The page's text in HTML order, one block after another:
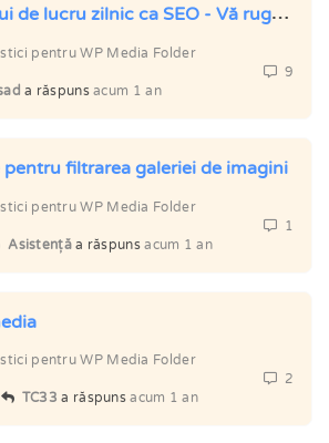
asupra volumului de lucru zilnic ca SEO - Vă rugăm să adăugați o funcție de redenumire/ștergere/înlocuire la încărcare, activați și titlul imaginii, textul alternativ, descrierea și legenda.
pentru WP Media Folder
a răspunsacum 1 an
9
filtrarea galeriei de imagini
pentru WP Media Folder
Asistență a răspunsacum 1 an
1
pentru WP Media Folder
TC33 a răspunsacum 1 an
2